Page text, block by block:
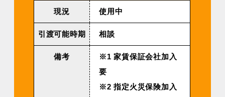
現況 使用中
引渡可能時期 相談
備考
※1 家賃保証会社加入
要
※2 指定火災保険加入